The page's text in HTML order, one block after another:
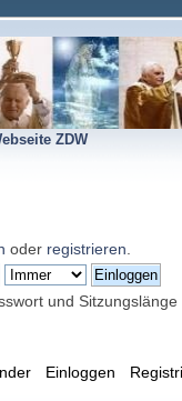
ZDW
oder registrieren
und Sitzungslänge
Einloggen